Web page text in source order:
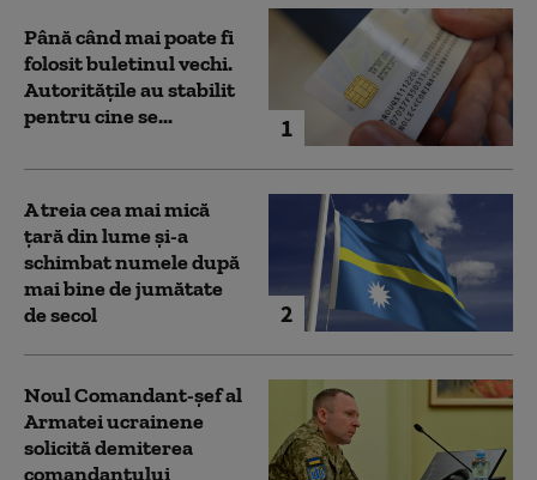
1
Până când mai poate fi
folosit buletinul vechi.
Autoritățile au stabilit
pentru cine se...
2
A treia cea mai mică
țară din lume și-a
schimbat numele după
mai bine de jumătate
de secol
Noul Comandant-șef al
Armatei ucrainene
solicită demiterea
comandantului